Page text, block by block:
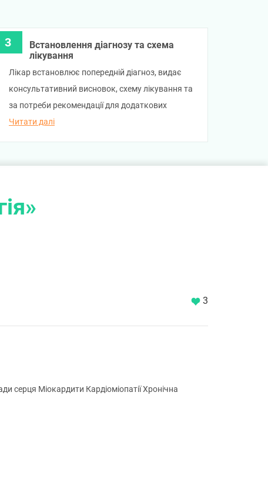
Встановлення діагнозу та схема
лікування
Лікар встановлює попередній діагноз, видає
консультативний висновок, схему лікування та
за потреби рекомендації для додаткових
обстежень.
Читати далі
3
серця Міокардити Кардіоміопатії Хронічна